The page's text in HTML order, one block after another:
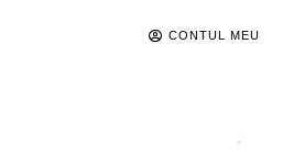
CONTUL MEU